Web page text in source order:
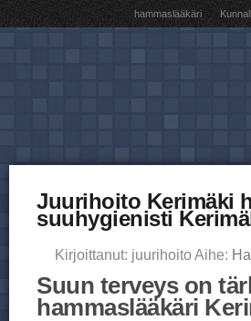
hammaslääkäri
Juurihoito Kerimäki
suuhygienisti
Kirjoittanut: juurihoito Aihe:
Suun terveys on
hammaslääkäri